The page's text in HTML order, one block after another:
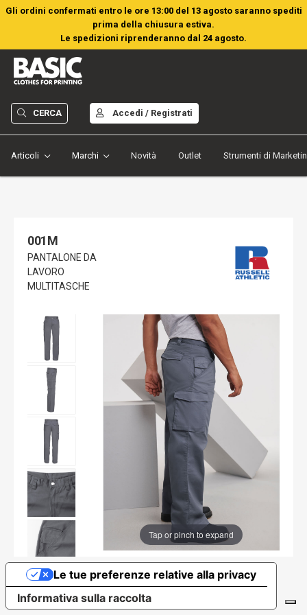
Gli ordini confermati entro le ore 13:00 del 13 agosto saranno spediti
prima della chiusura estiva.
Le spedizioni riprenderanno dal 24 agosto.
Articoli Marchi Novità Outlet Strumenti di
CERCA Accedi / Registrati
001M
PANTALONE DA
LAVORO
MULTITASCHE
Tap or pinch to expand
Informativa sulla raccolta
Le tue preferenze relative alla privacy